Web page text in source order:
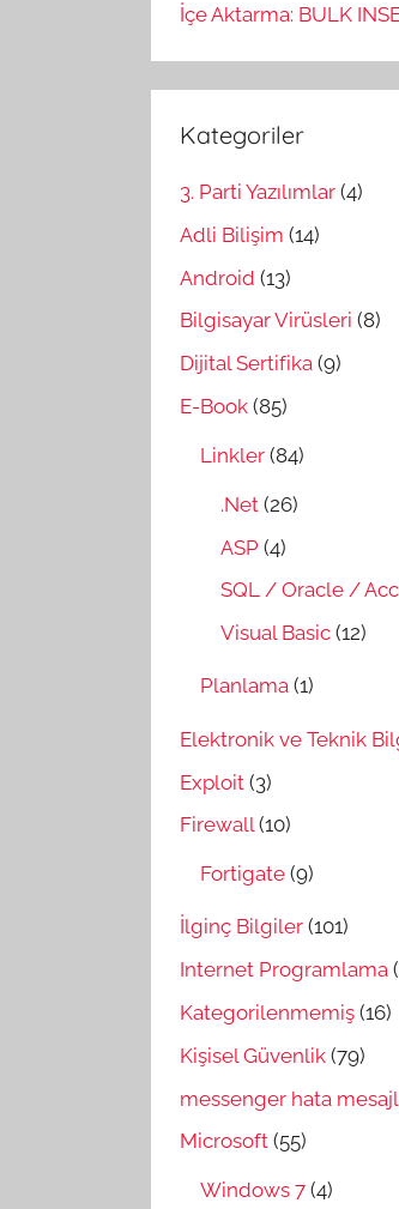
İçe Aktarma: BULK
Kategoriler
3. Parti Yazılımlar (4)
Adli Bilişim (14)
Android (13)
Bilgisayar Virüsleri (8)
Dijital Sertifika (9)
E-Book (85)
Linkler (84)
.Net (26)
ASP (4)
SQL / Oracle /
Visual Basic (12)
Planlama (1)
Elektronik ve Teknik
Exploit (3)
Firewall(10)
Fortigate (9)
İlginç Bilgiler (101)
Internet Programlama
Kategorilenmemiş (16)
Kişisel Güvenlik (79)
messenger hata
Microsoft (55)
Windows 7 (4)